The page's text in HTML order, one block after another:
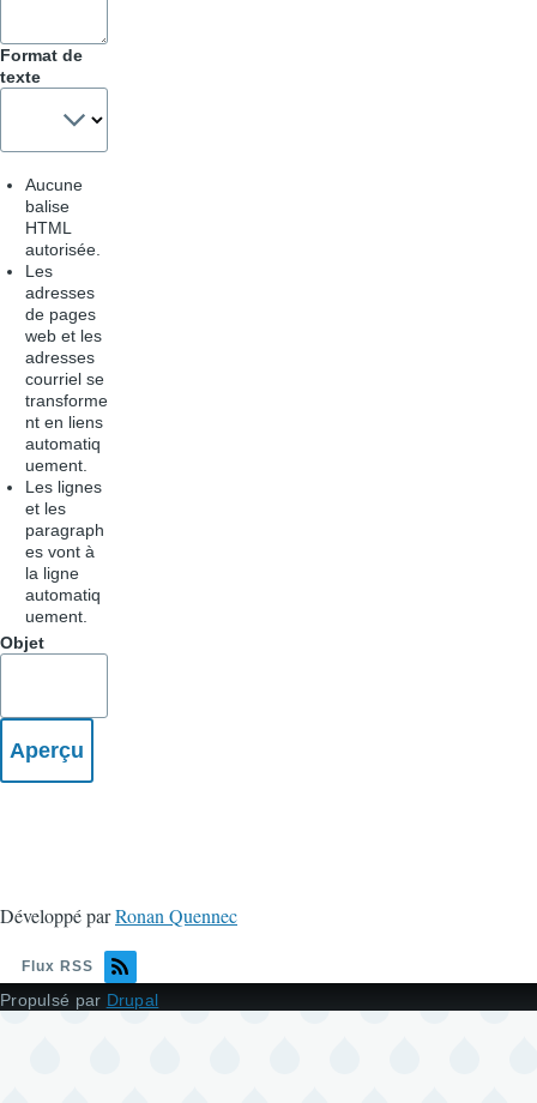
Astuces
Format de
texte
Aucune
balise
HTML
autorisée.
Les
adresses
de pages
web et les
adresses
courriel se
transforme
nt en liens
automatiq
uement.
Les lignes
et les
paragraph
es vont à
la ligne
automatiq
uement.
Objet
Développé parRonan Quennec
Flux RSS
Propulsé par Drupal